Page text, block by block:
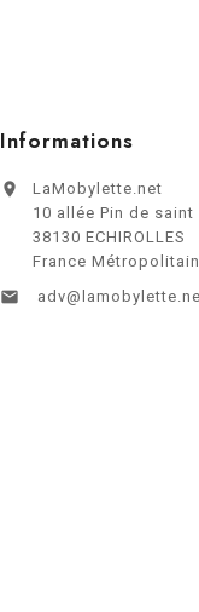
Informations

LaMobylette.net
10 allée Pin de saint
38130 ECHIROLLES
France
